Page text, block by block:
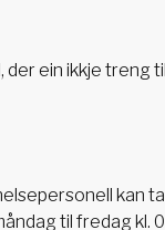
ein ikkje treng
kan
til fredag kl.